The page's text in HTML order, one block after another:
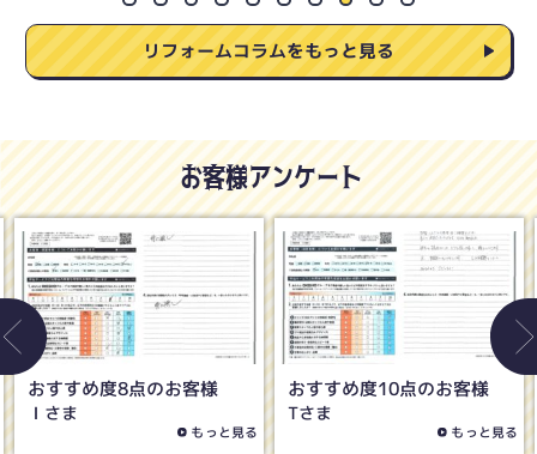
リフォームコラムをもっと見る
お客様アンケート
おすすめ度8点のお客様
Oさま
もっと見る
おすすめ度5点のお客様
Hさま
もっと見る